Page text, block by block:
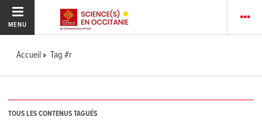
MENU
Accueil Tag #r
TOUS LES CONTENUS TAGUÉS